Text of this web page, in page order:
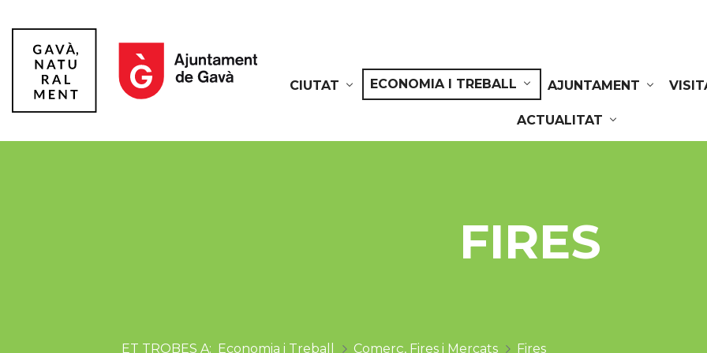
CIUTAT
ECONOMIA I TREBALL AJUNTAMENT
ACTUALITAT
FIRES
Economia i Treball Comerç, Fires i Mercats Fires